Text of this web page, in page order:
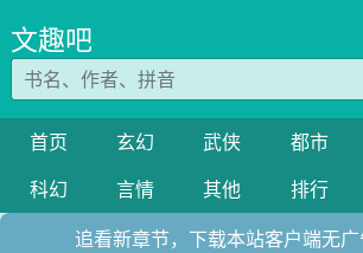
文趣吧
首页 玄幻 武侠 都市
科幻
言情 其他 排行
追看新章节，下载本站客户端无